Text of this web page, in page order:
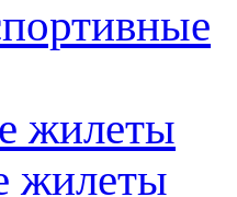
жилеты
жилеты